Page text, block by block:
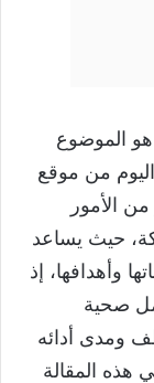
نموذج تتبع مهام الموظفين اكسل Excel هو الموضوع
من موقع
الأمور
حيث يساعد
وأهدافها، إذ
صحية
ومدى أدائه
هذه المقالة